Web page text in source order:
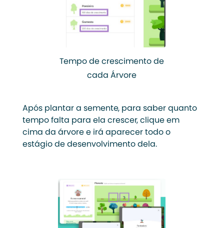
Tempo de crescimento de
cada Árvore
Após plantar a semente, para saber quanto
tempo falta para ela crescer, clique em
cima da árvore e irá aparecer todo o
estágio de desenvolvimento dela.